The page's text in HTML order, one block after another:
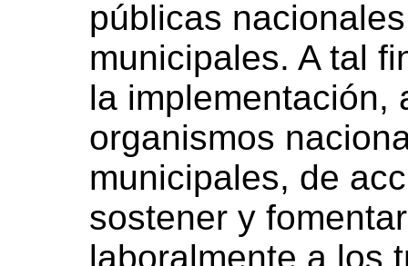
públicas
municipales. A tal
la implementación,
organismos
municipales, de
sostener y
laboralmente a los